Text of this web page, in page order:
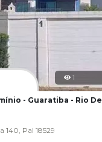
1
- Guaratiba - Rio De
140, Pal 18529